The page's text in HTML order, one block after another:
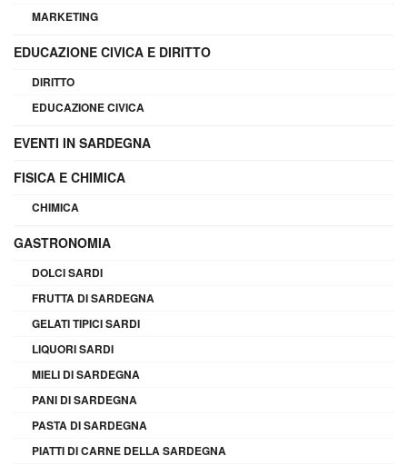
MARKETING
EDUCAZIONE CIVICA E DIRITTO
DIRITTO
EDUCAZIONE CIVICA
EVENTI IN SARDEGNA
FISICA E CHIMICA
CHIMICA
GASTRONOMIA
DOLCI SARDI
FRUTTA DI SARDEGNA
GELATI TIPICI SARDI
LIQUORI SARDI
MIELI DI SARDEGNA
PANI DI SARDEGNA
PASTA DI SARDEGNA
PIATTI DI CARNE DELLA SARDEGNA